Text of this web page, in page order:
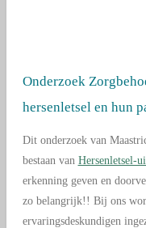
Onderzoek
hersenletsel en hun
Dit onderzoek van
bestaan van Hersenletsel-
erkenning geven en
zo belangrijk!! Bij ons
ervaringsdeskundigen